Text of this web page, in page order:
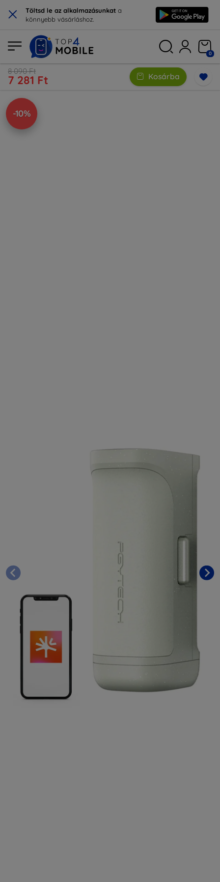
× Töltsd le az alkalmazásunkat a
könnyebb vásárláshoz.
0
8 090 Ft
7 281 Ft Kosárba
-10%